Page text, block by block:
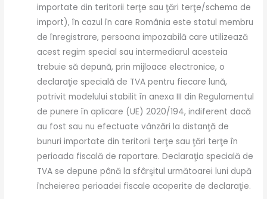
importate din teritorii terţe sau ţări terţe/schema de
import), în cazul în care România este statul membru
de înregistrare, persoana impozabilă care utilizează
acest regim special sau intermediarul acesteia
trebuie să depună, prin mijloace electronice, o
declaraţie specială de TVA pentru fiecare lună,
potrivit modelului stabilit în anexa III din Regulamentul
de punere în aplicare (UE) 2020/194, indiferent dacă
au fost sau nu efectuate vânzări la distanţă de
bunuri importate din teritorii terţe sau ţări terţe în
perioada fiscală de raportare. Declaraţia specială de
TVA se depune până la sfârşitul următoarei luni după
încheierea perioadei fiscale acoperite de declaraţie.